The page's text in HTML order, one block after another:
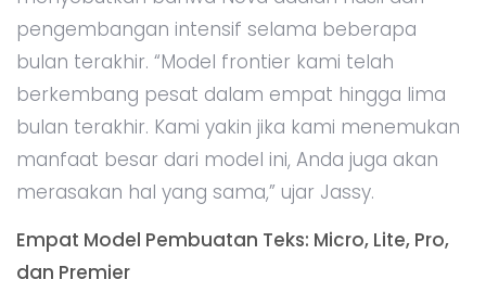
pengembangan intensif selama beberapa
bulan terakhir. “Model frontier kami telah
berkembang pesat dalam empat hingga lima
bulan terakhir. Kami yakin jika kami menemukan
manfaat besar dari model ini, Anda juga akan
merasakan hal yang sama,” ujar Jassy.
Empat Model Pembuatan Teks: Micro, Lite, Pro,
dan Premier